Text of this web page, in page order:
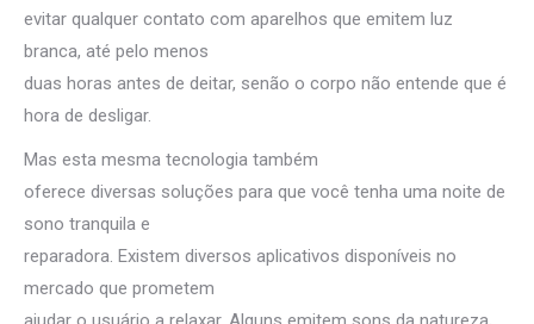
evitar qualquer contato com aparelhos que emitem luz
branca, até pelo menos
duas horas antes de deitar, senão o corpo não entende que é
hora de desligar.
Mas esta mesma tecnologia também
oferece diversas soluções para que você tenha uma noite de
sono tranquila e
reparadora. Existem diversos aplicativos disponíveis no
mercado que prometem